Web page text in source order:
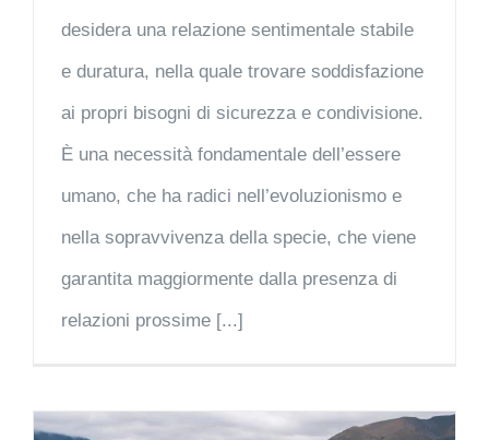
desidera una relazione sentimentale stabile
e duratura, nella quale trovare soddisfazione
ai propri bisogni di sicurezza e condivisione.
È una necessità fondamentale dell’essere
umano, che ha radici nell’evoluzionismo e
nella sopravvivenza della specie, che viene
garantita maggiormente dalla presenza di
relazioni prossime [...]